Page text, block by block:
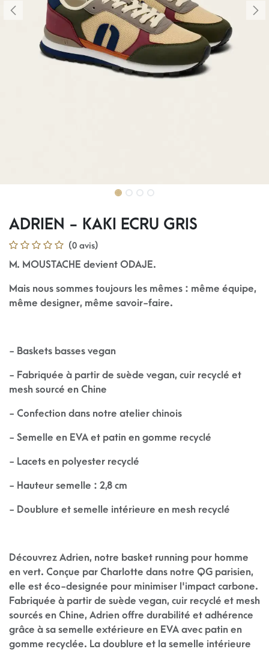
ADRIEN - KAKI ECRU GRIS
(0 avis)
M. MOUSTACHE devient ODAJE.
Mais nous sommes toujours les mêmes : même équipe,
même designer, même savoir-faire.
- Baskets basses vegan
- Fabriquée à partir de suède vegan, cuir recyclé et
mesh sourcé en Chine
- Confection dans notre atelier chinois
- Semelle en EVA et patin en gomme recyclé
- Lacets en polyester recyclé
- Hauteur semelle : 2,8 cm
- Doublure et semelle intérieure en mesh recyclé
Découvrez Adrien, notre basket running pour homme
en vert. Conçue par Charlotte dans notre QG parisien,
elle est éco-designée pour minimiser l'impact carbone.
Fabriquée à partir de suède vegan, cuir recyclé et mesh
sourcés en Chine, Adrien offre durabilité et adhérence
grâce à sa semelle extérieure en EVA avec patin en
gomme recyclée. La doublure et la semelle intérieure